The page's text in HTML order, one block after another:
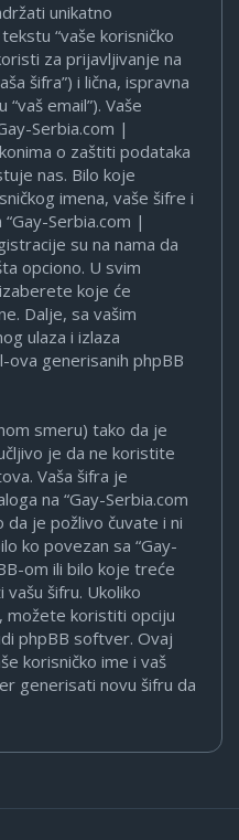
unikatno
“vaše korisničko
za prijavljivanje na
šifra”) i lična, ispravna
email”). Vaše
Serbia.com |
o zaštiti podataka
nas. Bilo koje
imena, vaše šifre i
Serbia.com |
su na nama da
opciono. U svim
koje će
Dalje, sa vašim
ulaza i izlaza
ova generisanih phpBB
smeru) tako da je
je da ne koristite
Vaša šifra je
na “Gay-Serbia.com
da je požlivo čuvate i ni
ko povezan sa “Gay-
om ili bilo koje treće
šifru. Ukoliko
možete koristiti opciju
phpBB softver. Ovaj
korisničko ime i vaš
generisati novu šifru da